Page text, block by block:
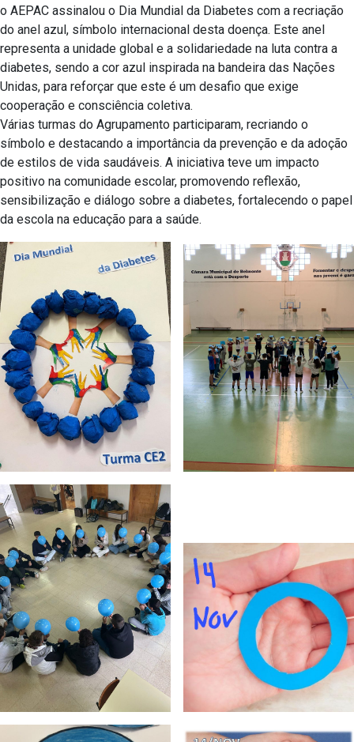
o AEPAC assinalou o Dia Mundial da Diabetes com a recriação
do anel azul, símbolo internacional desta doença. Este anel
representa a unidade global e a solidariedade na luta contra a
diabetes, sendo a cor azul inspirada na bandeira das Nações
Unidas, para reforçar que este é um desafio que exige
cooperação e consciência coletiva.
Várias turmas do Agrupamento participaram, recriando o
símbolo e destacando a importância da prevenção e da adoção
de estilos de vida saudáveis. A iniciativa teve um impacto
positivo na comunidade escolar, promovendo reflexão,
sensibilização e diálogo sobre a diabetes, fortalecendo o papel
da escola na educação para a saúde.